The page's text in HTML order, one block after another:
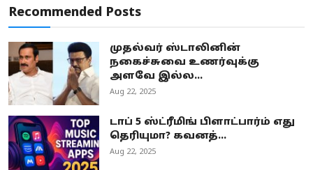
Recommended Posts
முதல்வர் ஸ்டாலினின்
நகைச்சுவை உணர்வுக்கு
அளவே இல்ல...
Aug 22, 2025
டாப் 5 ஸ்ட்ரீமிங் பிளாட்பார்ம் எது
தெரியுமா? கவனத்...
Aug 22, 2025